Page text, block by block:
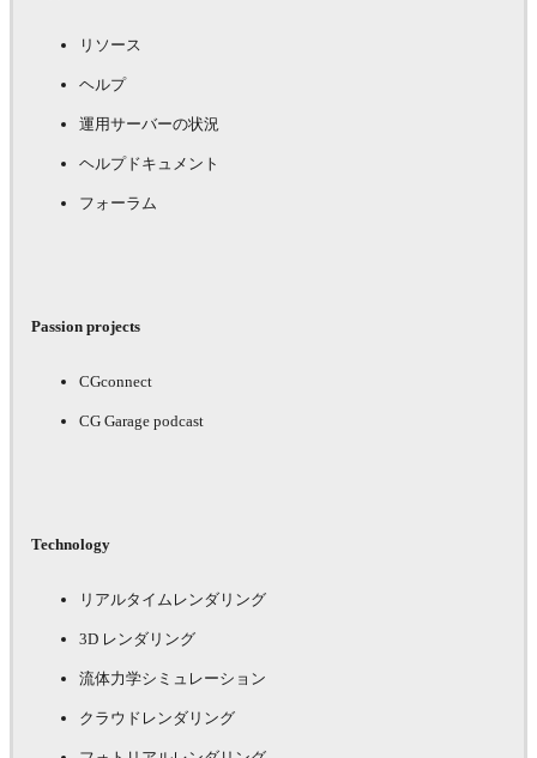
リソース
ヘルプ
運用サーバーの状況
ヘルプドキュメント
フォーラム
Passion projects
CGconnect
CG Garage podcast
Technology
リアルタイムレンダリング
3D レンダリング
流体力学シミュレーション
クラウドレンダリング